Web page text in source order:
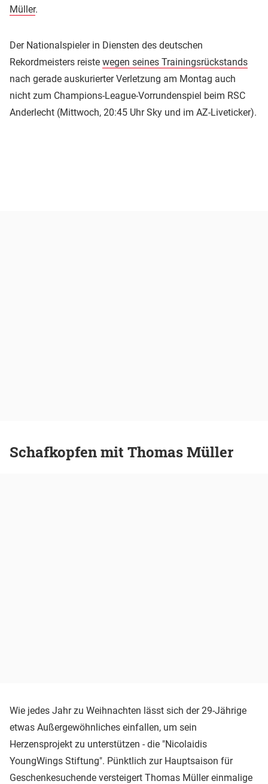
Müller.
Der Nationalspieler in Diensten des deutschen
Rekordmeisters reiste wegen seines Trainingsrückstands
nach gerade auskurierter Verletzung am Montag auch
nicht zum Champions-League-Vorrundenspiel beim RSC
Anderlecht (Mittwoch, 20:45 Uhr Sky und im AZ-Liveticker).
Schafkopfen mit Thomas Müller
Wie jedes Jahr zu Weihnachten lässt sich der 29-Jährige
etwas Außergewöhnliches einfallen, um sein
Herzensprojekt zu unterstützen - die "Nicolaidis
YoungWings Stiftung". Pünktlich zur Hauptsaison für
Geschenkesuchende versteigert Thomas Müller einmalige